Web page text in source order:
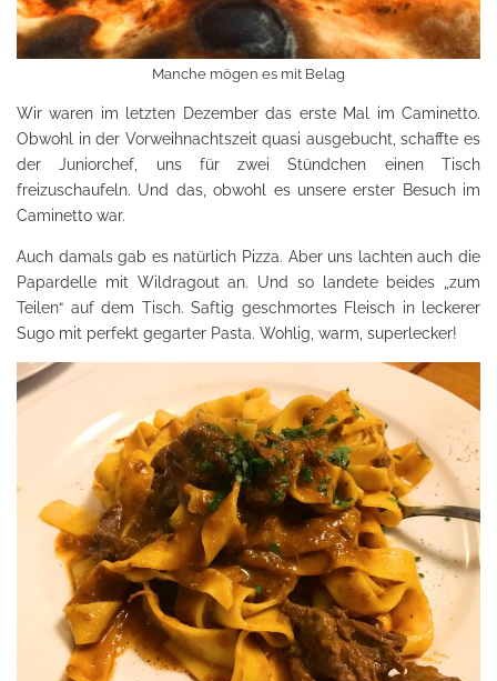
Manche mögen es mit Belag
Wir waren im letzten Dezember das erste Mal im Caminetto.
Obwohl in der Vorweihnachtszeit quasi ausgebucht, schaffte es
der Juniorchef, uns für zwei Stündchen einen Tisch
freizuschaufeln. Und das, obwohl es unsere erster Besuch im
Caminetto war.
Auch damals gab es natürlich Pizza. Aber uns lachten auch die
Papardelle mit Wildragout an. Und so landete beides „zum
Teilen“ auf dem Tisch. Saftig geschmortes Fleisch in leckerer
Sugo mit perfekt gegarter Pasta. Wohlig, warm, superlecker!